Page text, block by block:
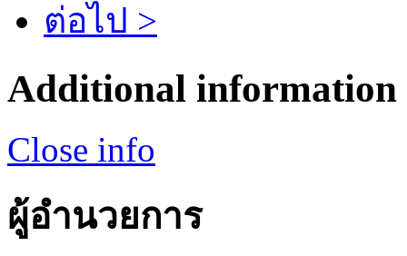
ต่อไป >
Additional information
Close info
ผู้อำนวยการ